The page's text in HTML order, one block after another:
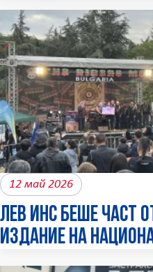
12 май 2026
ЛЕВ ИНС беше част
издание на
„Бакаджик 2026“